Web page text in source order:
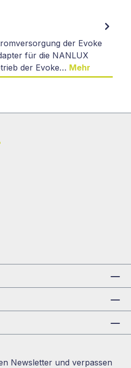
der Evoke
für die NANLUX
der Evoke… Mehr
Newsletter und verpassen